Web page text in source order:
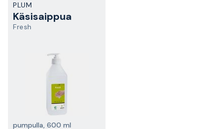
PLUM
Käsisaippua
Fresh
pumpulla, 600 ml